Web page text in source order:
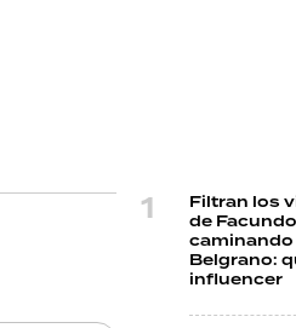
Filtran los
de
Belgrano:
influencer